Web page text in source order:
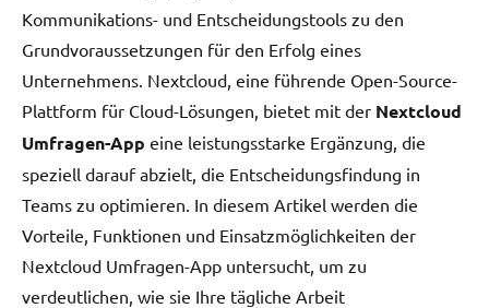
Kommunikations- und Entscheidungstools zu den
Grundvoraussetzungen für den Erfolg eines
Unternehmens. Nextcloud, eine führende Open-Source-
Plattform für Cloud-Lösungen, bietet mit der Nextcloud
Umfragen-App eine leistungsstarke Ergänzung, die
speziell darauf abzielt, die Entscheidungsfindung in
Teams zu optimieren. In diesem Artikel werden die
Vorteile, Funktionen und Einsatzmöglichkeiten der
Nextcloud Umfragen-App untersucht, um zu
verdeutlichen, wie sie Ihre tägliche Arbeit